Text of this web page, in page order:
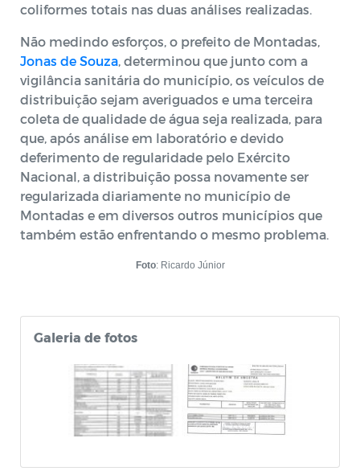
coliformes totais nas duas análises realizadas.
Não medindo esforços, o prefeito de Montadas,
Jonas de Souza, determinou que junto com a
vigilância sanitária do município, os veículos de
distribuição sejam averiguados e uma terceira
coleta de qualidade de água seja realizada, para
que, após análise em laboratório e devido
deferimento de regularidade pelo Exército
Nacional, a distribuição possa novamente ser
regularizada diariamente no município de
Montadas e em diversos outros municípios que
também estão enfrentando o mesmo problema.
Foto: Ricardo Júnior
Galeria de fotos